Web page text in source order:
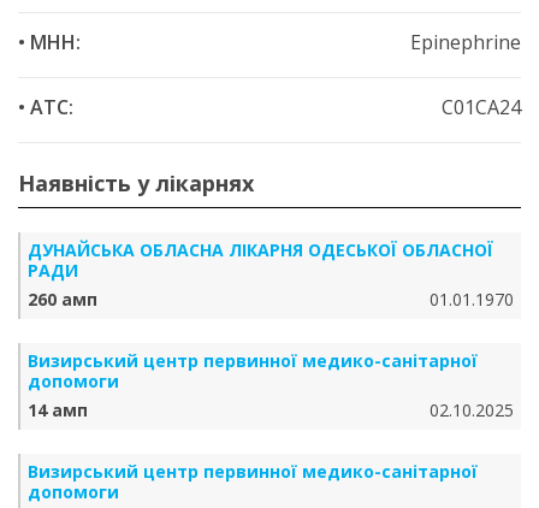
• МНН: Epinephrine
• ATC: C01CA24
Наявність у лікарнях
ДУНАЙСЬКА ОБЛАСНА ЛІКАРНЯ ОДЕСЬКОЇ ОБЛАСНОЇ
РАДИ
260 амп
01.01.1970
Визирський центр первинної медико-санітарної
допомоги
14 амп
02.10.2025
Визирський центр первинної медико-санітарної
допомоги